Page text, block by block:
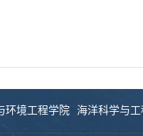
环境工程学院 海洋科学与